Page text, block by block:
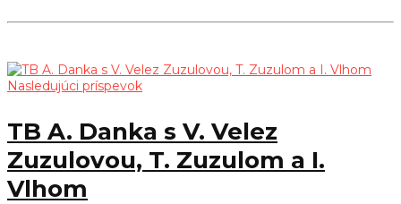
Nasledujúci príspevok
TB A. Danka s V. Velez
Zuzulovou, T. Zuzulom a I.
Vlhom